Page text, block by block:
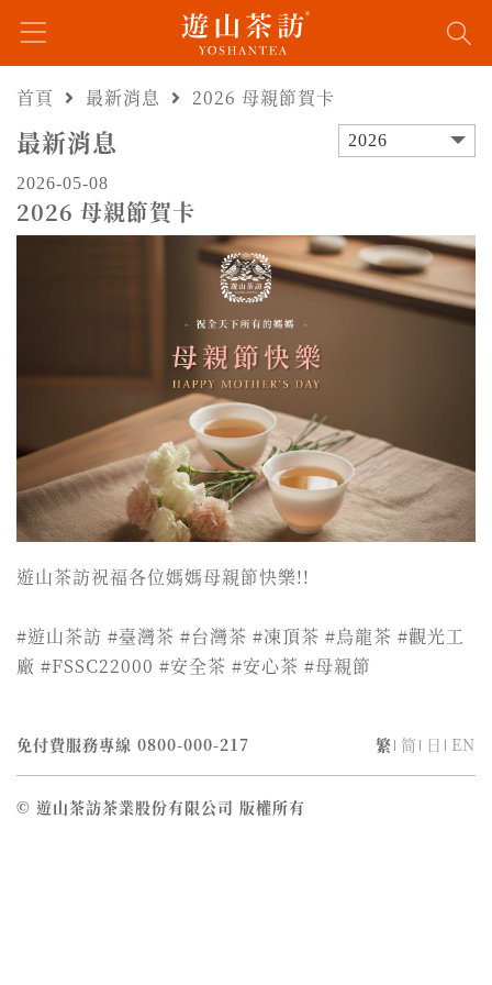
首頁 最新消息 2026 母親節賀卡
最新消息 2026
2026-05-08
2026 母親節賀卡
遊山茶訪祝福各位媽媽母親節快樂!!
#遊山茶訪 #臺灣茶 #台灣茶 #凍頂茶 #烏龍茶 #觀光工
廠 #FSSC22000 #安全茶 #安心茶 #母親節
免付費服務專線 0800-000-217 繁 简 日 EN
© 遊山茶訪茶業股份有限公司 版權所有